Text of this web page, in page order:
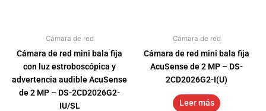
Cámara de red
Cámara de red mini bala fija
con luz estroboscópica y
advertencia audible AcuSense
de 2 MP – DS-2CD2026G2-
IU/SL
Cámara de red
Cámara de red mini bala fija
AcuSense de 2 MP – DS-
2CD2026G2-I(U)
Leer más